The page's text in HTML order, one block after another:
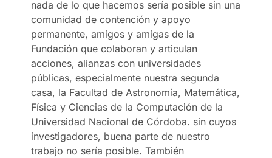
nada de lo que hacemos sería posible sin una
comunidad de contención y apoyo
permanente, amigos y amigas de la
Fundación que colaboran y articulan
acciones, alianzas con universidades
públicas, especialmente nuestra segunda
casa, la Facultad de Astronomía, Matemática,
Física y Ciencias de la Computación de la
Universidad Nacional de Córdoba. sin cuyos
investigadores, buena parte de nuestro
trabajo no sería posible. También